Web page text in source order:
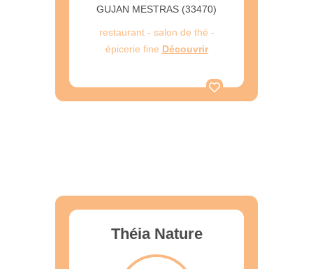
GUJAN MESTRAS (33470)
restaurant - salon de thé -
épicerie fine Découvrir
Théia Nature